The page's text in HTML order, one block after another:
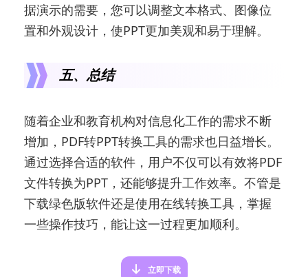
据演示的需要，您可以调整文本格式、图像位
置和外观设计，使PPT更加美观和易于理解。
五、总结
随着企业和教育机构对信息化工作的需求不断
增加，PDF转PPT转换工具的需求也日益增长。
通过选择合适的软件，用户不仅可以有效将PDF
文件转换为PPT，还能够提升工作效率。不管是
下载绿色版软件还是使用在线转换工具，掌握
一些操作技巧，能让这一过程更加顺利。
立即下载